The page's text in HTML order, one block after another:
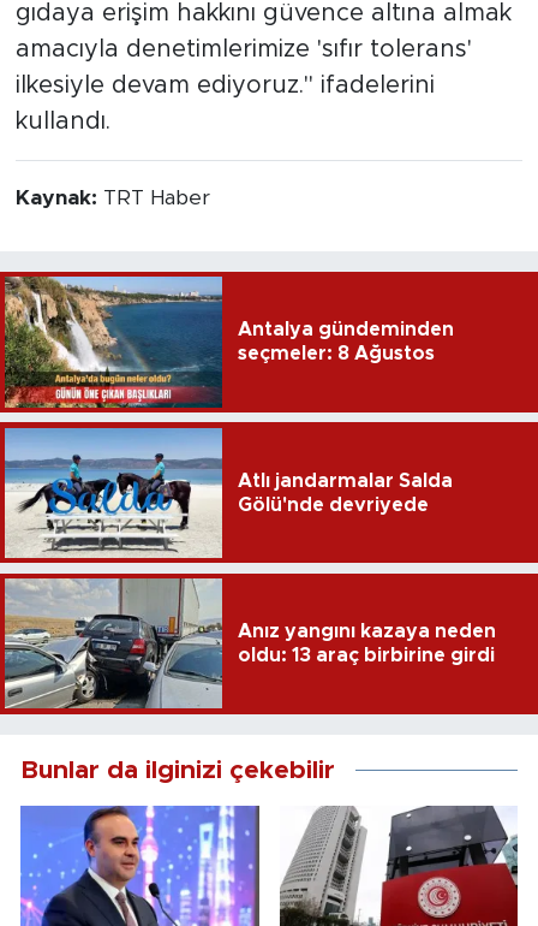
gıdaya erişim hakkını güvence altına almak
amacıyla denetimlerimize 'sıfır tolerans'
ilkesiyle devam ediyoruz." ifadelerini
kullandı.
Kaynak: TRT Haber
Antalya gündeminden
seçmeler: 8 Ağustos
Atlı jandarmalar Salda
Gölü'nde devriyede
Anız yangını kazaya neden
oldu: 13 araç birbirine girdi
Bunlar da ilginizi çekebilir